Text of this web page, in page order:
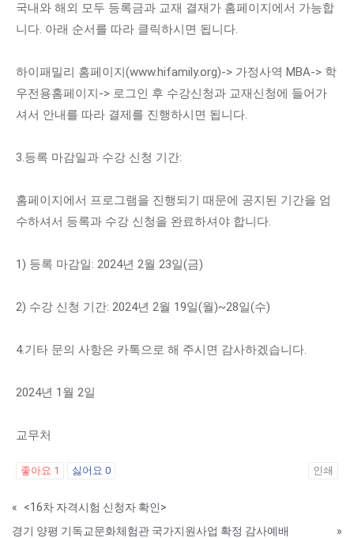
국내와 해외 모두 등록금과 교재 결재가 홈페이지에서 가능합
니다. 아래 순서를 따라 클릭하시면 됩니다.
하이패밀리 홈페이지(www.hifamily.org)-> 가정사역 MBA-> 학
우전용홈페이지-> 로그인 후 수강신청과 교재신청에 들어가
셔서 안내를 따라 결제를 진행하시면 됩니다.
3.등록 마감일과 수강 신청 기간:
홈페이지에서 프로그램을 진행되기 때문에 공지된 기간을 엄
수하셔서 등록과 수강 신청을 완료하셔야 합니다.
1) 등록 마감일: 2024년 2월 23일(금)
2) 수강 신청 기간: 2024년 2월 19일(월)~28일(수)
4.기타 문의 사항은 카톡으로 해 주시면 감사하겠습니다.
2024년 1월 2일
교무처
좋아요 1 싫어요 0 인쇄
«
<16차 자격시험 신청자 확인>
경기 양평 기독교문화체험관 국가지원사업 확정 감사예배
»